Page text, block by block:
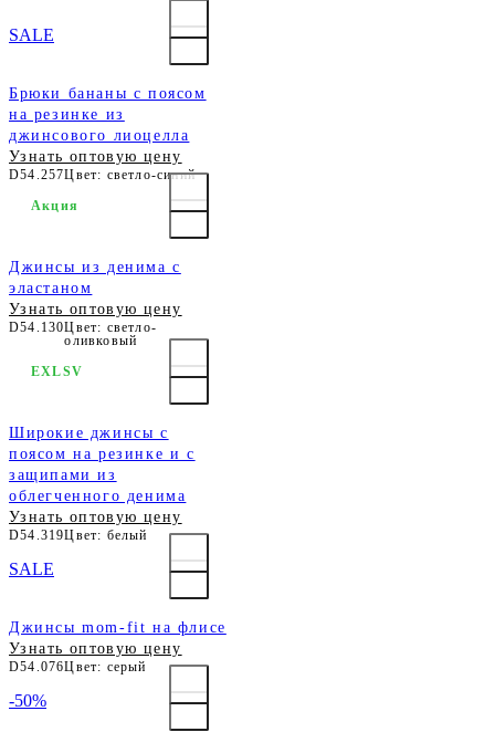
Брюки бананы с поясом
на резинке из
джинсового лиоцелла
Узнать оптовую цену
D54.257Цвет: светло-синий
SALE
Джинсы из денима с
эластаном
Узнать оптовую цену
D54.130Цвет: светло-
оливковый
Акция
Широкие джинсы с
поясом на резинке и с
защипами из
облегченного денима
Узнать оптовую цену
D54.319Цвет: белый
EXLSV
Джинсы mom-fit на флисе
Узнать оптовую цену
D54.076Цвет: серый
SALE
-50%